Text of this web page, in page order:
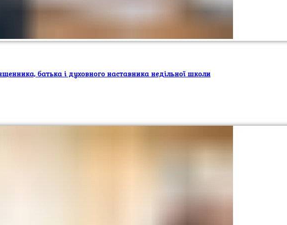
батька і духовного наставника недільної школи